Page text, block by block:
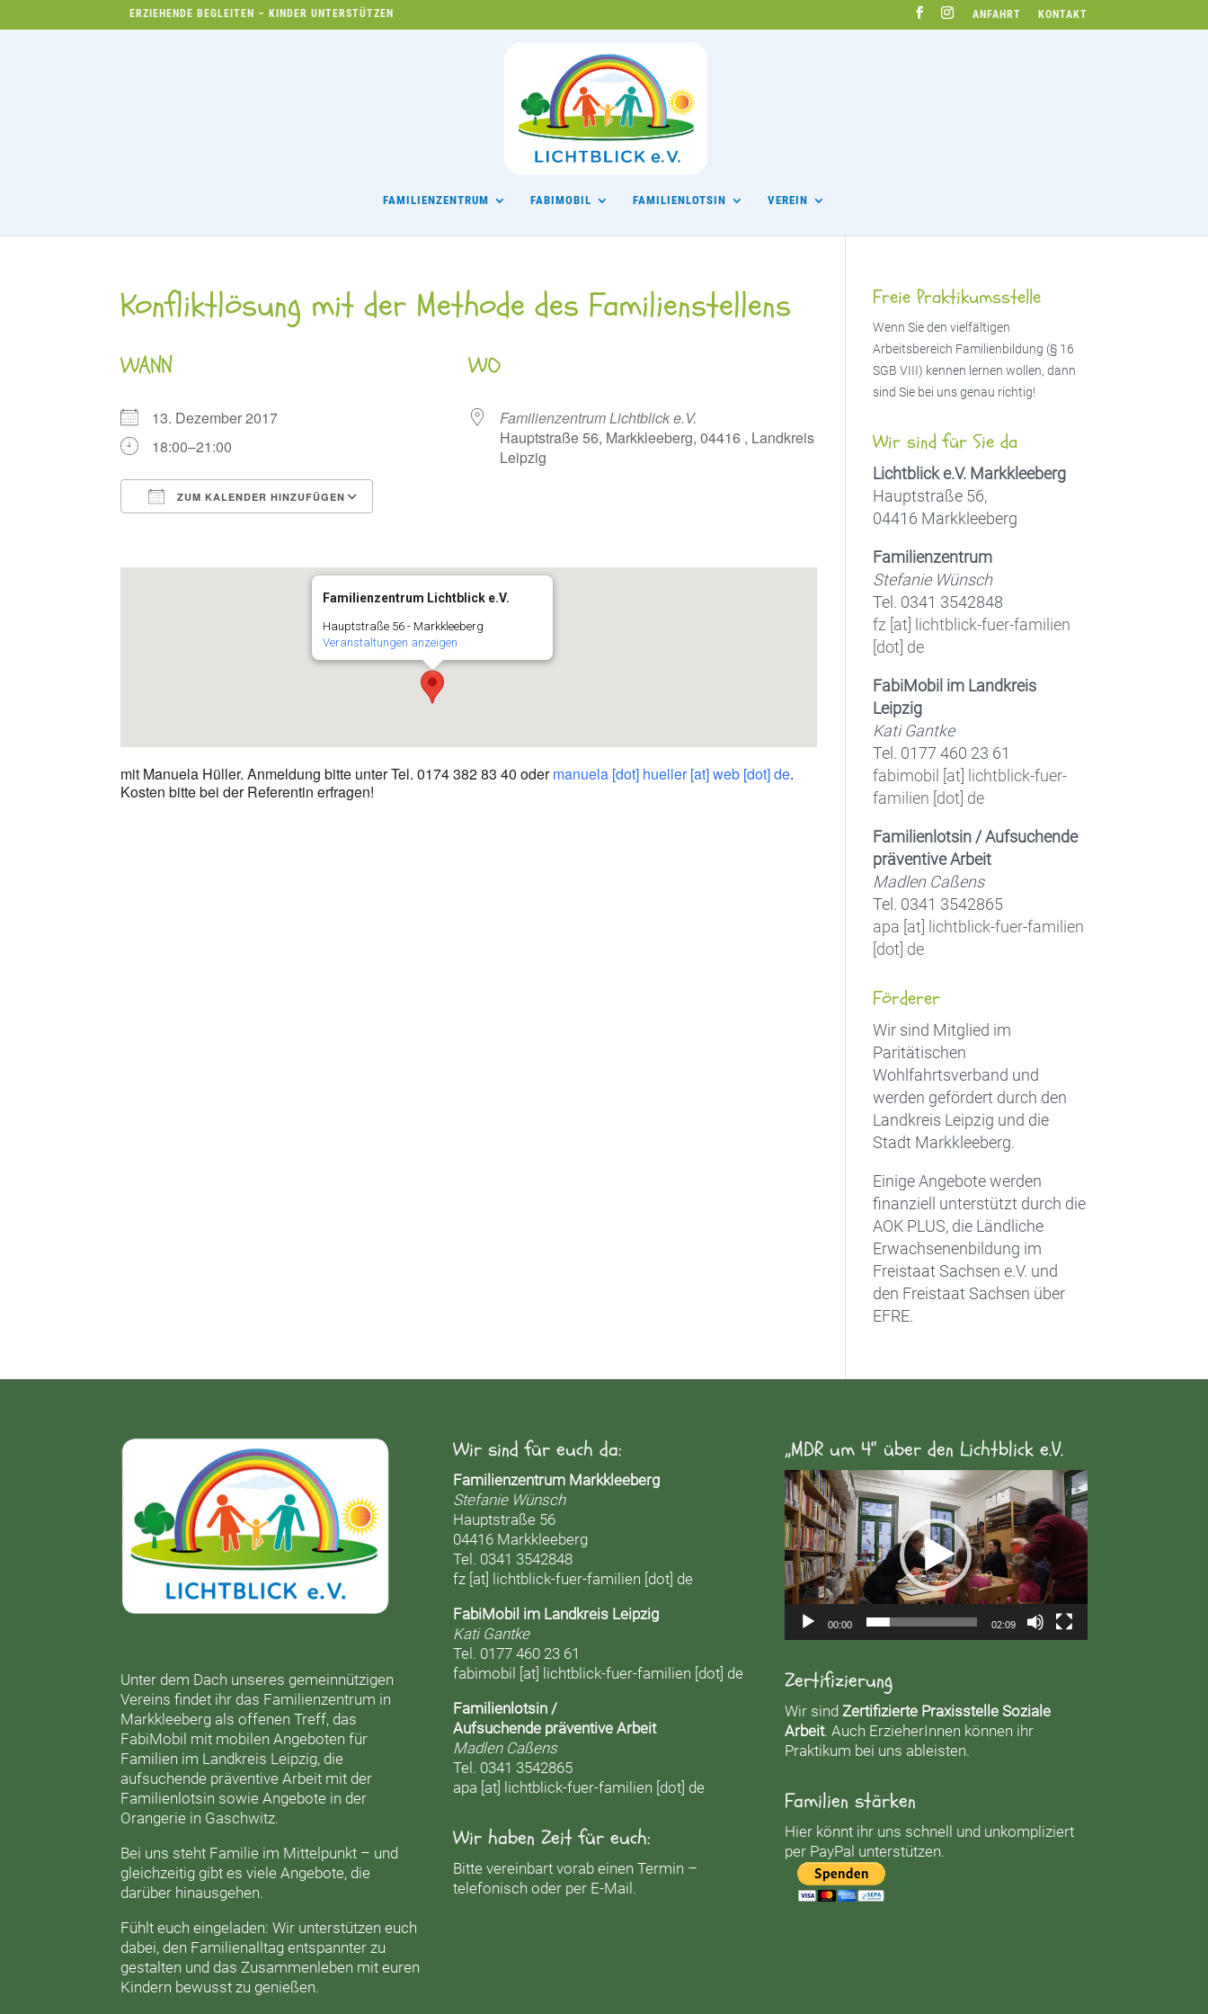
ERZIEHENDE BEGLEITEN – KINDER UNTERSTÜTZEN ANFAHRT KONTAKT
FAMILIENZENTRUM FABIMOBIL FAMILIENLOTSIN VEREIN
Konfliktlösung mit der Methode des Familienstellens
WANN
13. Dezember 2017
18:00–21:00
ZUM KALENDER HINZUFÜGEN
Office 365
WO
Familienzentrum Lichtblick e.V.
Hauptstraße 56, Markkleeberg, 04416 , Landkreis
Leipzig
Familienzentrum Lichtblick e.V.
Hauptstraße 56 - Markkleeberg
Veranstaltungen anzeigen
mit Manuela Hüller. Anmeldung bitte unter Tel. 0174 382 83 40 odermanuela [dot] hueller [at] web [dot] de.
Kosten bitte bei der Referentin erfragen!
Freie Praktikumsstelle
Wenn Sie den vielfältigen
Arbeitsbereich Familienbildung (§ 16
SGB VIII) kennen lernen wollen, dann
sind Sie bei uns genau richtig!
Wir sind für Sie da
Lichtblick e.V. Markkleeberg
Hauptstraße 56,
04416 Markkleeberg
Familienzentrum
Stefanie Wünsch
Tel. 0341 3542848
fz [at] lichtblick-fuer-familien
[dot] de
FabiMobil im Landkreis
Leipzig
Kati Gantke
Tel. 0177 460 23 61
fabimobil [at] lichtblick-fuer-
familien [dot] de
Familienlotsin / Aufsuchende
präventive Arbeit
Madlen Caßens
Tel. 0341 3542865
apa [at] lichtblick-fuer-familien
[dot] de
Förderer
Wir sind Mitglied im
Paritätischen
Wohlfahrtsverband und
werden gefördert durch den
Landkreis Leipzig und die
Stadt Markkleeberg.
Einige Angebote werden
finanziell unterstützt durch die
AOK PLUS, die Ländliche
Erwachsenenbildung im
Freistaat Sachsen e.V. und
den Freistaat Sachsen über
EFRE.
Unter dem Dach unseres gemeinnützigen
Vereins findet ihr das Familienzentrum in
Markkleeberg als offenen Treff, das
FabiMobil mit mobilen Angeboten für
Familien im Landkreis Leipzig, die
aufsuchende präventive Arbeit mit der
Familienlotsin sowie Angebote in der
Orangerie in Gaschwitz.
Bei uns steht Familie im Mittelpunkt – und
gleichzeitig gibt es viele Angebote, die
darüber hinausgehen.
Fühlt euch eingeladen: Wir unterstützen euch
dabei, den Familienalltag entspannter zu
gestalten und das Zusammenleben mit euren
Kindern bewusst zu genießen.
Wir sind für euch da:
Familienzentrum Markkleeberg
Stefanie Wünsch
Hauptstraße 56
04416 Markkleeberg
Tel. 0341 3542848
fz [at] lichtblick-fuer-familien [dot] de
FabiMobil im Landkreis Leipzig
Kati Gantke
Tel. 0177 460 23 61
fabimobil [at] lichtblick-fuer-familien [dot] de
Familienlotsin /
Aufsuchende präventive Arbeit
Madlen Caßens
Tel. 0341 3542865
apa [at] lichtblick-fuer-familien [dot] de
Wir haben Zeit für euch:
Bitte vereinbart vorab einen Termin –
telefonisch oder per E-Mail.
„MDR um 4“ über den Lichtblick e.V.
Video-
Player
00:00 02:09
Zertifizierung
Wir sind Zertifizierte Praxisstelle Soziale
Arbeit. Auch ErzieherInnen können ihr
Praktikum bei uns ableisten.
Familien stärken
Hier könnt ihr uns schnell und unkompliziert
per PayPal unterstützen.